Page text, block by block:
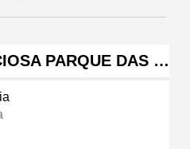
PARQUE DAS …